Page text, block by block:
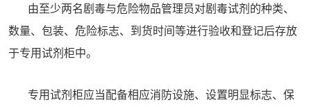
由至少两名剧毒与危险物品管理员对剧毒试剂的种类、
数量、包装、危险标志、到货时间等进行验收和登记后存放
于专用试剂柜中。
专用试剂柜应当配备相应消防设施、设置明显标志、保